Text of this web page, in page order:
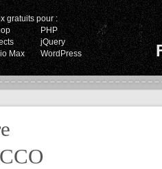
gratuits pour :
PHP
jQuery
Max
WordPress